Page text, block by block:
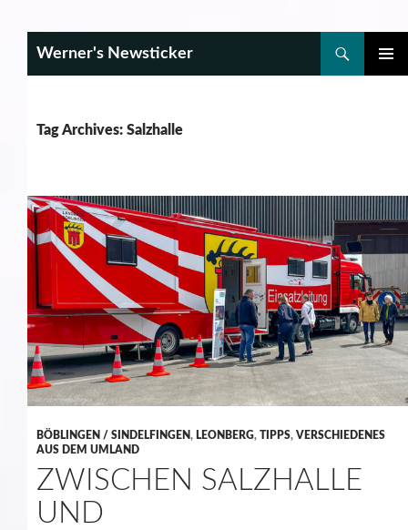
Werner's Newsticker
Tag Archives: Salzhalle
BÖBLINGEN / SINDELFINGEN, LEONBERG, TIPPS, VERSCHIEDENES
AUS DEM UMLAND
ZWISCHEN SALZHALLE
UND